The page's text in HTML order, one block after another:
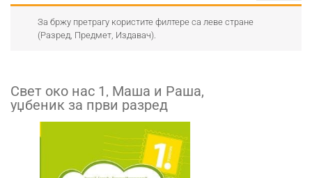
За бржу претрагу користите филтере са леве стране
(Разред, Предмет, Издавач).
Свет око нас 1, Маша и Раша,
уџбеник за први разред